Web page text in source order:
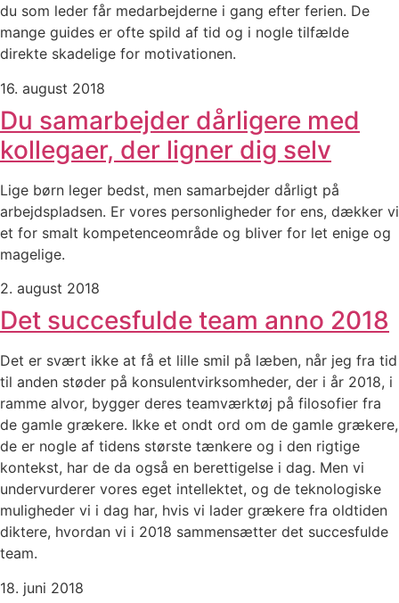
du som leder får medarbejderne i gang efter ferien. De
mange guides er ofte spild af tid og i nogle tilfælde
direkte skadelige for motivationen.
16. august 2018
Du samarbejder dårligere med
kollegaer, der ligner dig selv
Lige børn leger bedst, men samarbejder dårligt på
arbejdspladsen. Er vores personligheder for ens, dækker vi
et for smalt kompetenceområde og bliver for let enige og
magelige.
2. august 2018
Det succesfulde team anno 2018
Det er svært ikke at få et lille smil på læben, når jeg fra tid
til anden støder på konsulentvirksomheder, der i år 2018, i
ramme alvor, bygger deres teamværktøj på filosofier fra
de gamle grækere. Ikke et ondt ord om de gamle grækere,
de er nogle af tidens største tænkere og i den rigtige
kontekst, har de da også en berettigelse i dag. Men vi
undervurderer vores eget intellektet, og de teknologiske
muligheder vi i dag har, hvis vi lader grækere fra oldtiden
diktere, hvordan vi i 2018 sammensætter det succesfulde
team.
18. juni 2018